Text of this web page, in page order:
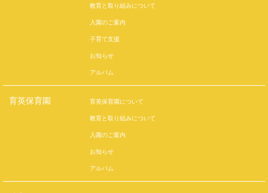
教育と取り組みについて
入園のご案内
子育て支援
お知らせ
アルバム
育英保育園
育英保育園について
教育と取り組みについて
入園のご案内
お知らせ
アルバム